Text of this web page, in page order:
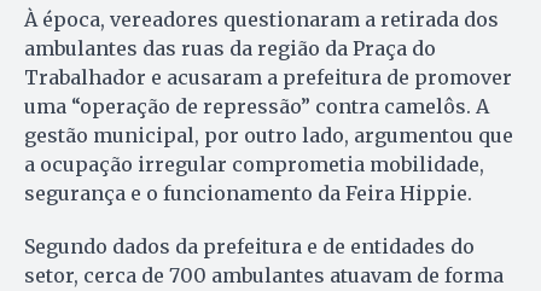
À época, vereadores questionaram a retirada dos
ambulantes das ruas da região da Praça do
Trabalhador e acusaram a prefeitura de promover
uma “operação de repressão” contra camelôs. A
gestão municipal, por outro lado, argumentou que
a ocupação irregular comprometia mobilidade,
segurança e o funcionamento da Feira Hippie.
Segundo dados da prefeitura e de entidades do
setor, cerca de 700 ambulantes atuavam de forma